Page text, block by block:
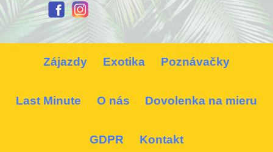
Zájazdy Exotika Poznávačky
Last Minute O nás Dovolenka na mieru
GDPR Kontakt